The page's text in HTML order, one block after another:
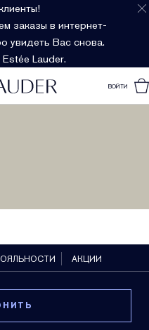
заказы в интернет-
увидеть Вас снова.
Lauder.
ВОЙТИ
АКЦИИ